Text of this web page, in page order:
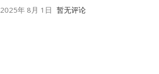
2025年 8月 1日 暂无评论